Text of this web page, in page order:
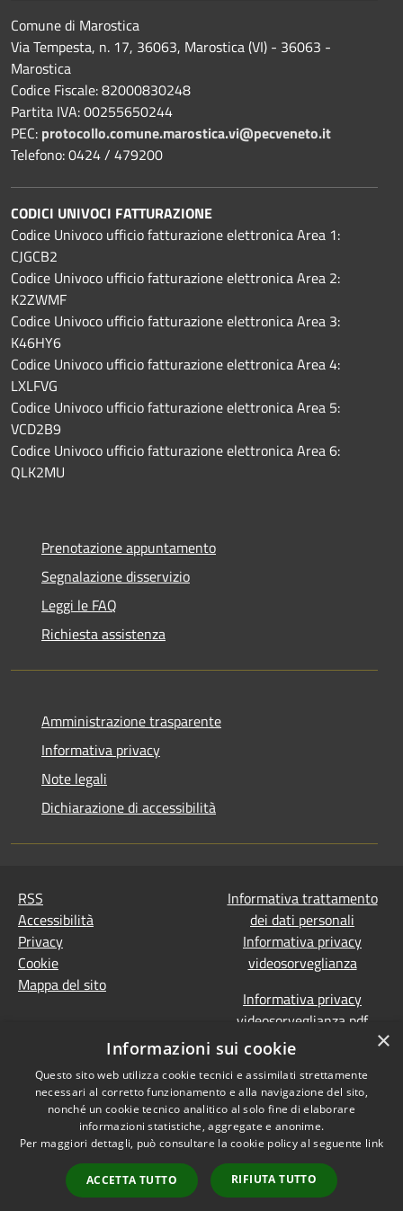
Comune di Marostica
Via Tempesta, n. 17, 36063, Marostica (VI) - 36063 -
Marostica
Codice Fiscale: 82000830248
Partita IVA: 00255650244
PEC: protocollo.comune.marostica.vi@pecveneto.it
Telefono: 0424 / 479200
CODICI UNIVOCI FATTURAZIONE
Codice Univoco ufficio fatturazione elettronica Area 1:
CJGCB2
Codice Univoco ufficio fatturazione elettronica Area 2:
K2ZWMF
Codice Univoco ufficio fatturazione elettronica Area 3:
K46HY6
Codice Univoco ufficio fatturazione elettronica Area 4:
LXLFVG
Codice Univoco ufficio fatturazione elettronica Area 5:
VCD2B9
Codice Univoco ufficio fatturazione elettronica Area 6:
QLK2MU
Prenotazione appuntamento
Segnalazione disservizio
Leggi le FAQ
Richiesta assistenza
Amministrazione trasparente
Informativa privacy
Note legali
Dichiarazione di accessibilità
RSS
Accessibilità
Privacy
Cookie
Mappa del sito
Informativa trattamento
dei dati personali
Informativa privacy
videosorveglianza
Informativa privacy
videosorveglianza pdf
Dichiarazione di
Obiettivi accessibilità
Prevenzione della
corruzione - Segnalazione
di illeciti(Whistleblowing)
Statistiche Web
×
Informazioni sui cookie
Questo sito web utilizza cookie tecnici e assimilati strettamente
necessari al corretto funzionamento e alla navigazione del sito,
nonché un cookie tecnico analitico al solo fine di elaborare
informazioni statistiche, aggregate e anonime.
Per maggiori dettagli, può consultare la cookie policy al seguente link
ACCETTA TUTTO RIFIUTA TUTTO